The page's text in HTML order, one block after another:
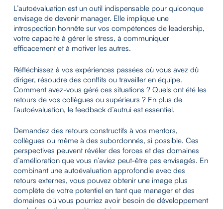
L’autoévaluation est un outil indispensable pour quiconque
envisage de devenir manager. Elle implique une
introspection honnête sur vos compétences de leadership,
votre capacité à gérer le stress, à communiquer
efficacement et à motiver les autres.
Réfléchissez à vos expériences passées où vous avez dû
diriger, résoudre des conflits ou travailler en équipe.
Comment avez-vous géré ces situations ? Quels ont été les
retours de vos collègues ou supérieurs ? En plus de
l’autoévaluation, le feedback d’autrui est essentiel.
Demandez des retours constructifs à vos mentors,
collègues ou même à des subordonnés, si possible. Ces
perspectives peuvent révéler des forces et des domaines
d’amélioration que vous n’aviez peut-être pas envisagés. En
combinant une autoévaluation approfondie avec des
retours externes, vous pouvez obtenir une image plus
complète de votre potentiel en tant que manager et des
domaines où vous pourriez avoir besoin de développement